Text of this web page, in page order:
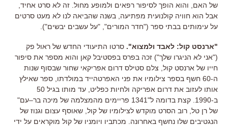
של האם
והוא הופך לסיפור רפאים ולמופע מחול זה לא סרט אחיד
אבל הוא חוויה קולנועית מפתיעה בשנה שהביאה לנו לא מעט סרטים
על עימותים בבתי ספר ("חדר המורים", "על עשבים יבשים").
"ארנסט קול: לאבד ולמצוא". סרטו התיעודי החדש של ראול פק
("אני לא הניגרו שלך") זכה בפרס בפסטיבל קאן והוא מספר את סיפור
חייו של ארנסט קול צלם סטילס דרום אפריקאי שחור שבסוף שנות
ה-60 חשף בספר צילומיו את פני האפרטהייד במולדתו ספר שאילץ
אותו לעזוב את דרום אפריקה ולחיות כפליט עד מותו בגיל 50
ב-1990. קצת בדומה ל"1341 פריימים מהמצלמה של מיכה בר–עם"
של רן טל רוב הסרט מוקדש לצילומיו של קול שאוסף עצום וגנוז של
הנגטיבים שלו נחשף באחרונה
מכתביו ויומניו של קול מוקראים על ידי